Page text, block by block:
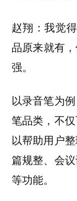
赵翔：我觉
品原来就有
强。
以录音笔为
笔品类，不
以帮助用户
篇规整、会
等功能。